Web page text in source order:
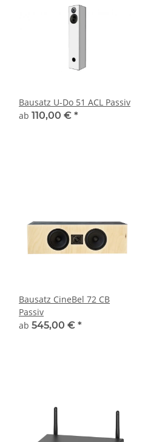
Bausatz U-Do 51 ACL Passiv
ab 110,00 € *
Bausatz CineBel 72 CB
Passiv
ab 545,00 € *